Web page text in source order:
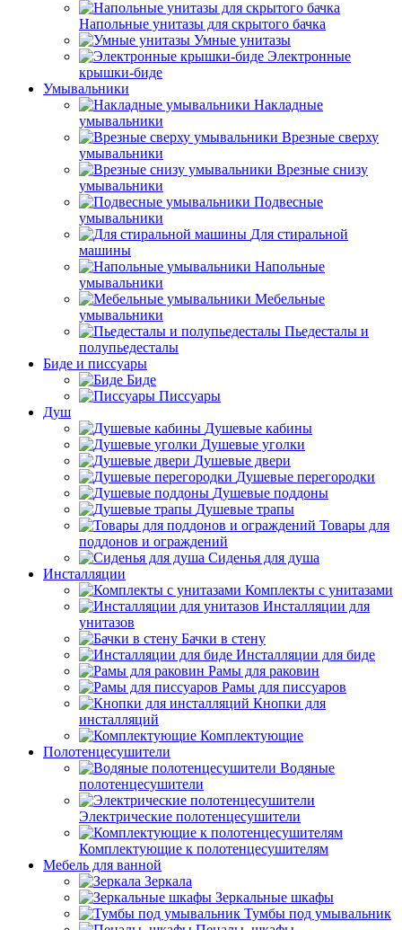
Напольные унитазы для скрытого бачка
Умные унитазы
Электронные
крышки-биде
Умывальники
Накладные
умывальники
Врезные сверху
умывальники
Врезные снизу
умывальники
Подвесные
умывальники
Для стиральной
машины
Напольные
умывальники
Мебельные
умывальники
Пьедесталы и
полупьедесталы
Биде и писсуары
Биде
Писсуары
Душ
Душевые кабины
Душевые уголки
Душевые двери
Душевые перегородки
Душевые поддоны
Душевые трапы
Товары для
поддонов и ограждений
Сиденья для душа
Инсталляции
Комплекты с унитазами
Инсталляции для
унитазов
Бачки в стену
Инсталляции для биде
Рамы для раковин
Рамы для писсуаров
Кнопки для
инсталляций
Комплектующие
Полотенцесушители
Водяные
полотенцесушители
Электрические полотенцесушители
Комплектующие к полотенцесушителям
Мебель для ванной
Зеркала
Зеркальные шкафы
Тумбы под умывальник